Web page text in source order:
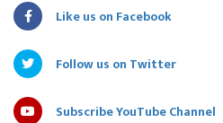
Like us on Facebook
Follow us on Twitter
Subscribe YouTube Channel